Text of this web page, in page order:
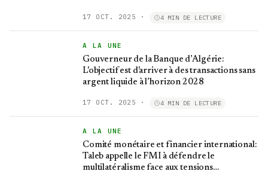
17 OCT. 2025 · 4 MIN DE LECTURE
A LA UNE
Gouverneur de la Banque d’Algérie:
L'objectif est d'arriver à des transactions sans
argent liquide à l’horizon 2028
17 OCT. 2025 · 4 MIN DE LECTURE
A LA UNE
Comité monétaire et financier international:
Taleb appelle le FMI à défendre le
multilatéralisme face aux tensions